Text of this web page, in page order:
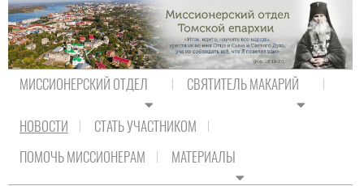
МИССИОНЕРСКИЙ ОТДЕЛ СВЯТИТЕЛЬ МАКАРИЙ
НОВОСТИ
СТАТЬ УЧАСТНИКОМ
ПОМОЧЬ МИССИОНЕРАМ
МАТЕРИАЛЫ
Новости Православия